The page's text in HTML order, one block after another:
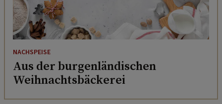
NACHSPEISE
Aus der burgenländischen
Weihnachtsbäckerei